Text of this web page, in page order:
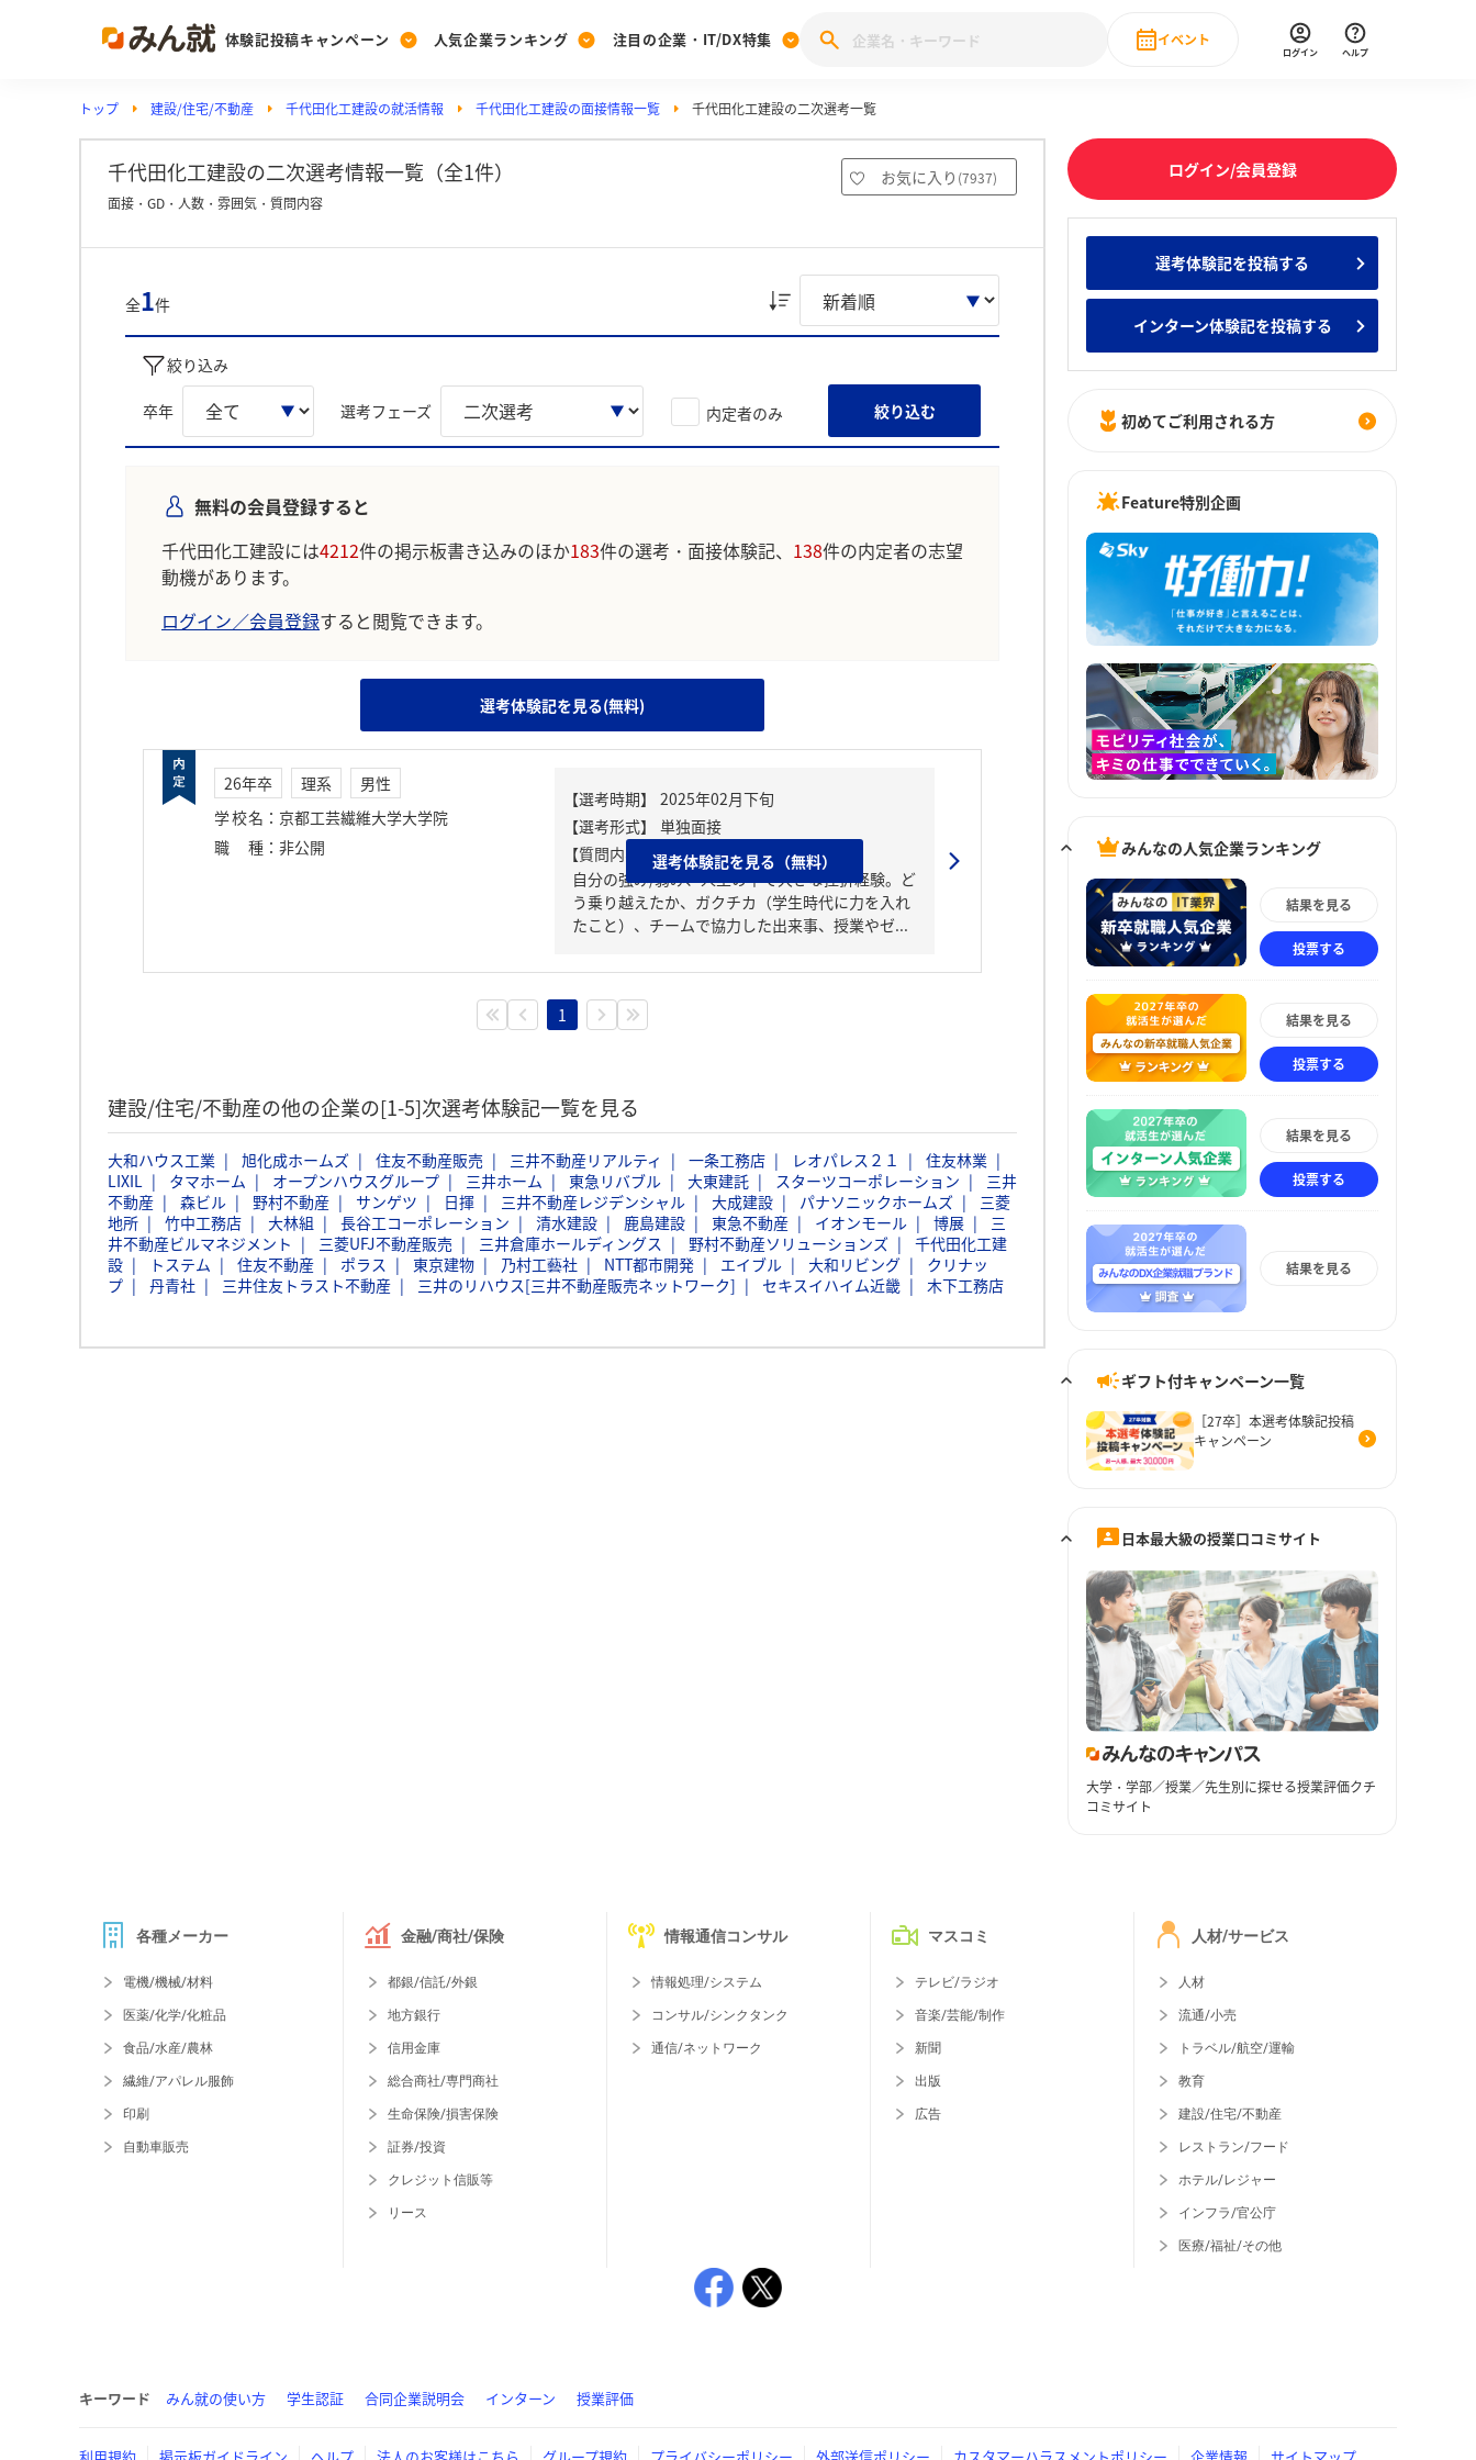
体験記投稿キャンペーン
Post
投稿する
[27卒] 本選考体験記投稿キャンペーン
人気企業ランキング
Ranking
ランキングを見る
Vote みんなの新卒就職人気企業ランキング みんなのインターン人気企業ランキ
注目の企業・IT/DX特集
PickUp
注目の企業特集
28卒 IT・DX現場社員インタビュー
イベント
直近のイベント一覧
ログイン ヘルプ
トップ 建設/住宅/不動産 千代田化工建設の就活情報 千代田化工建設の面接情報一覧 千代田化工建設の二次選考一覧
千代田化工建設の二次選考情報一覧（全1件） お気に入り (7937)
面接・GD・人数・雰囲気・質問内容
全1件
絞り込み
卒年 選考フェーズ 内定者のみ 絞り込む
無料の会員登録すると
千代田化工建設には4212件の掲示板書き込みのほか183件の選考・面接体験記、 138件の内定者の志望
動機があります。
ログイン／会員登録すると閲覧できます。
選考体験記を見る(無料)
26年卒 理系
男性
学校名 ： 京都工芸繊維大学大学院
職種 ： 非公開
【質問内容・課題】
自分の強み/弱み、人生の中で大きな挫折経験。ど
う乗り越えたか、ガクチカ（学生時代に力を入れ
たこと）、チームで協力した出来事、授業やゼ...
選考体験記を見る（無料）
1
建設/住宅/不動産の他の企業の[1-5]次選考体験記一覧を見る
大和ハウス工業 旭化成ホームズ 住友不動産販売 三井不動産リアルティ 一条工務店 レオパレス２１
住友林業
LIXIL
タマホーム オープンハウスグループ 三井ホーム 東急リバブル 大東建託 スターツコーポレーション
三井
不動産
森ビル 野村不動産 サンゲツ 日揮 三井不動産レジデンシャル 大成建設 パナソニックホームズ
三菱
地所
竹中工務店 大林組 長谷工コーポレーション 清水建設 鹿島建設 東急不動産 イオンモール 博展
三
井不動産ビルマネジメント
三菱UFJ不動産販売 三井倉庫ホールディングス 野村不動産ソリューションズ
千代田化工建
設
トステム 住友不動産 ポラス 東京建物 乃村工藝社 NTT都市開発 エイブル 大和リビング
クリナッ
プ
丹青社 三井住友トラスト不動産 三井のリハウス[三井不動産販売ネットワーク] セキスイハイム近畿 木下工務店
ログイン/会員登録
選考体験記を投稿する
インターン体験記を投稿する
初めてご利用される方
Feature特別企画
みんなの人気企業ランキング
結果を見る
投票する
結果を見る
投票する
結果を見る
投票する
結果を見る
ギフト付キャンペーン一覧
［27卒］本選考体験記投稿
キャンペーン
日本最大級の授業口コミサイト
大学・学部／授業／先生別に探せる授業評価クチ
コミサイト
各種メーカー
電機/機械/材料
医薬/化学/化粧品
食品/水産/農林
繊維/アパレル服飾
印刷
自動車販売
金融/商社/保険
都銀/信託/外銀
地方銀行
信用金庫
総合商社/専門商社
生命保険/損害保険
証券/投資
クレジット信販等
リース
情報通信コンサル
情報処理/システム
コンサル/シンクタンク
通信/ネットワーク
マスコミ
テレビ/ラジオ
音楽/芸能/制作
新聞
出版
広告
人材/サービス
人材
流通/小売
トラベル/航空/運輸
教育
建設/住宅/不動産
レストラン/フード
ホテル/レジャー
インフラ/官公庁
医療/福祉/その他
キーワード みん就の使い方 学生認証 合同企業説明会 インターン 授業評価